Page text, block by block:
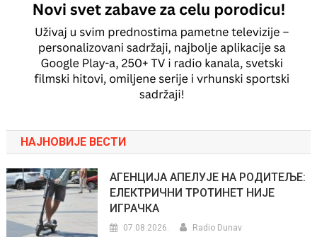
НАЈНОВИЈЕ ВЕСТИ
АГЕНЦИЈА АПЕЛУЈЕ НА РОДИТЕЉЕ:
ЕЛЕКТРИЧНИ ТРОТИНЕТ НИЈЕ
ИГРАЧКА
07.08.2026. Radio Dunav